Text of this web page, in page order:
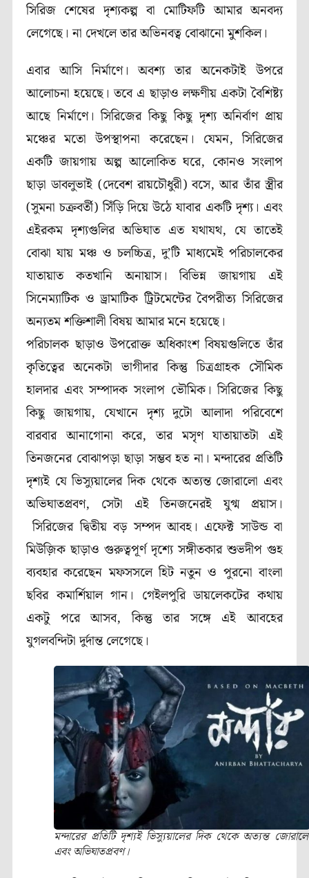
সিরিজ শেষের দৃশ্যকল্প বা মোটিফটি আমার অনবদ্য
লেগেছে। না দেখলে তার অভিনবত্ব বোঝানো মুশকিল।
এবার আসি নির্মাণে। অবশ্য তার অনেকটাই উপরে
আলোচনা হয়েছে। তবে এ ছাড়াও লক্ষণীয় একটা বৈশিষ্ট্য
আছে নির্মাণে। সিরিজের কিছু কিছু দৃশ্য অনির্বাণ প্রায়
মঞ্চের মতো উপস্থাপনা করেছেন। যেমন, সিরিজের
একটি জায়গায় অল্প আলোকিত ঘরে, কোনও সংলাপ
ছাড়া ডাবলুভাই (দেবেশ রায়চৌধুরী) বসে, আর তাঁর স্ত্রীর
(সুমনা চক্রবর্তী) সিঁড়ি দিয়ে উঠে যাবার একটি দৃশ্য। এবং
এইরকম দৃশ্যগুলির অভিঘাত এত যথাযথ, যে তাতেই
বোঝা যায় মঞ্চ ও চলচ্চিত্র, দু’টি মাধ্যমেই পরিচালকের
যাতায়াত কতখানি অনায়াস। বিভিন্ন জায়গায় এই
সিনেম্যাটিক ও ড্রামাটিক ট্রিটমেন্টের বৈপরীত্য সিরিজের
অন্যতম শক্তিশালী বিষয় আমার মনে হয়েছে।
পরিচালক ছাড়াও উপরোক্ত অধিকাংশ বিষয়গুলিতে তাঁর
কৃতিত্বের অনেকটা ভাগীদার কিন্তু চিত্রগ্রাহক সৌমিক
হালদার এবং সম্পাদক সংলাপ ভৌমিক। সিরিজের কিছু
কিছু জায়গায়, যেখানে দৃশ্য দুটো আলাদা পরিবেশে
বারবার আনাগোনা করে, তার মসৃণ যাতায়াতটা এই
তিনজনের বোঝাপড়া ছাড়া সম্ভব হত না। মন্দারের প্রতিটি
দৃশ্যই যে ভিস্যুয়ালের দিক থেকে অত্যন্ত জোরালো এবং
অভিঘাতপ্রবণ, সেটা এই তিনজনেরই যুগ্ম প্রয়াস।
সিরিজের দ্বিতীয় বড় সম্পদ আবহ। এফেক্ট সাউন্ড বা
মিউজ়িক ছাড়াও গুরুত্বপূর্ণ দৃশ্যে সঙ্গীতকার শুভদীপ গুহ
ব্যবহার করেছেন মফসসলে হিট নতুন ও পুরনো বাংলা
ছবির কমার্শিয়াল গান। গেইলপুরি ডায়লেকটের কথায়
একটু পরে আসব, কিন্তু তার সঙ্গে এই আবহের
যুগলবন্দিটা দুর্দান্ত লেগেছে।
মন্দারের প্রতিটি দৃশ্যই ভিস্যুয়ালের দিক থেকে অত্যন্ত
এবং অভিঘাতপ্রবণ।